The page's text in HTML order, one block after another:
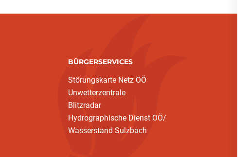
BÜRGERSERVICES
Störungskarte Netz OÖ
Unwetterzentrale
Blitzradar
Hydrographische Dienst OÖ/
Wasserstand Sulzbach